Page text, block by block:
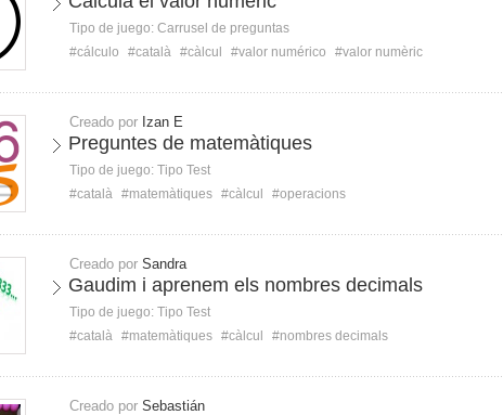
Tipo de juego: Carrusel de preguntas
#cálculo
#català #càlcul #valor numérico #valor numèric
Creado por Izan E
Preguntes de matemàtiques
Tipo de juego: Tipo Test
#català #matemàtiques #càlcul #operacions
Creado por Sandra
Gaudim i aprenem els nombres decimals
Tipo de juego: Tipo Test
#català #matemàtiques #càlcul #nombres decimals
Creado por Sebastián